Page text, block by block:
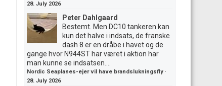
28. July 2026
Peter Dahlgaard
Bestemt. Men DC10 tankeren kan
kun det halve i indsats, de franske
dash 8 er en dråbe i havet og de
gange hvor N944ST har været i aktion har
man kunne se indsatsen....
Nordic Seaplanes-ejer vil have brandslukningsfly ·
28. July 2026